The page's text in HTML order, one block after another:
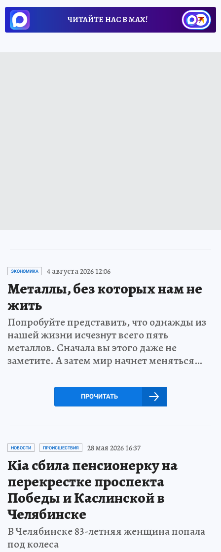
ЧИТАЙТЕ НАС В МАХ!
ЭКОНОМИКА 4 августа 2026 12:06
Металлы, без которых нам не
жить
Попробуйте представить, что однажды из
нашей жизни исчезнут всего пять
металлов. Сначала вы этого даже не
заметите. А затем мир начнет меняться…
ПРОЧИТАТЬ
НОВОСТИ ПРОИСШЕСТВИЯ 28 мая 2026 16:37
Kia сбила пенсионерку на
перекрестке проспекта
Победы и Каслинской в
Челябинске
В Челябинске 83-летняя женщина попала
под колеса